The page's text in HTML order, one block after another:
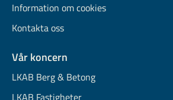
Information om cookies
Kontakta oss
Vår koncern
LKAB Berg & Betong
LKAB Fastigheter